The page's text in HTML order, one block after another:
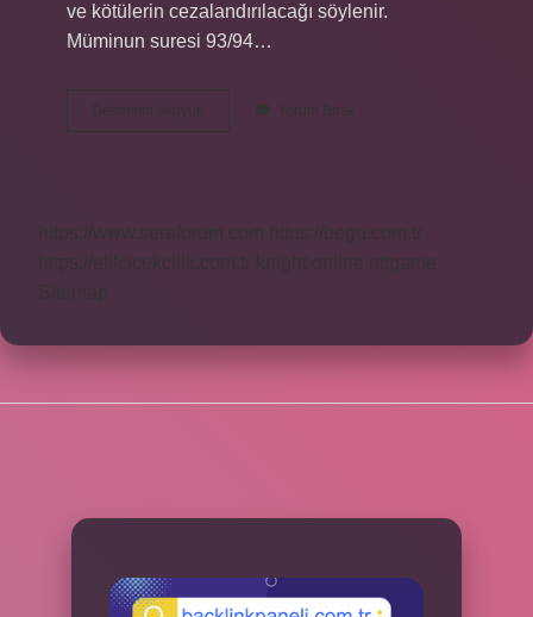
ve kötülerin cezalandırılacağı söylenir.
Müminun suresi 93/94…
Devamını okuyun
Suresi
Yorum Bırak
https://www.seraforum.com
https://begu.com.tr
https://elifcicekcilik.com.tr
knight online
nttgame